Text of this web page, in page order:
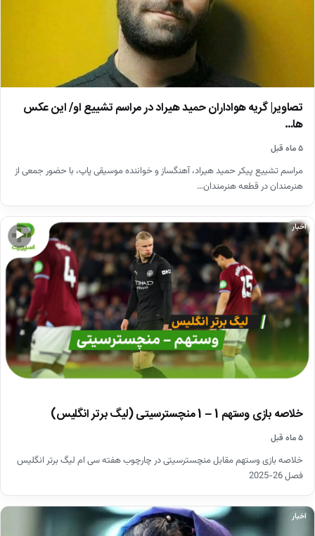
تصاویر| گریه هواداران حمید هیراد در مراسم تشییع او/ این عکس
ها…
۵ ماه قبل
مراسم تشییع پیکر حمید هیراد، آهنگساز و خواننده موسیقی پاپ، با حضور جمعی از
هنرمندان در قطعه هنرمندان…
▶
اخبار
خلاصه بازی وستهم 1 – 1 منچسترسیتی (لیگ برتر انگلیس)
۵ ماه قبل
خلاصه بازی وستهم مقابل منچسترسیتی در چارچوب هفته سی ام لیگ برتر انگلیس
فصل 26-2025
اخبار